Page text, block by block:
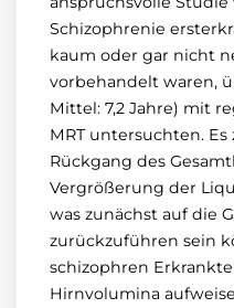
Schizophrenie
kaum oder gar nicht
vorbehandelt waren,
Mittel: 7,2 Jahre) mit
MRT untersuchten.
Rückgang des
Vergrößerung der
was zunächst auf die
zurückzuführen sein
schizophren
Hirnvolumina